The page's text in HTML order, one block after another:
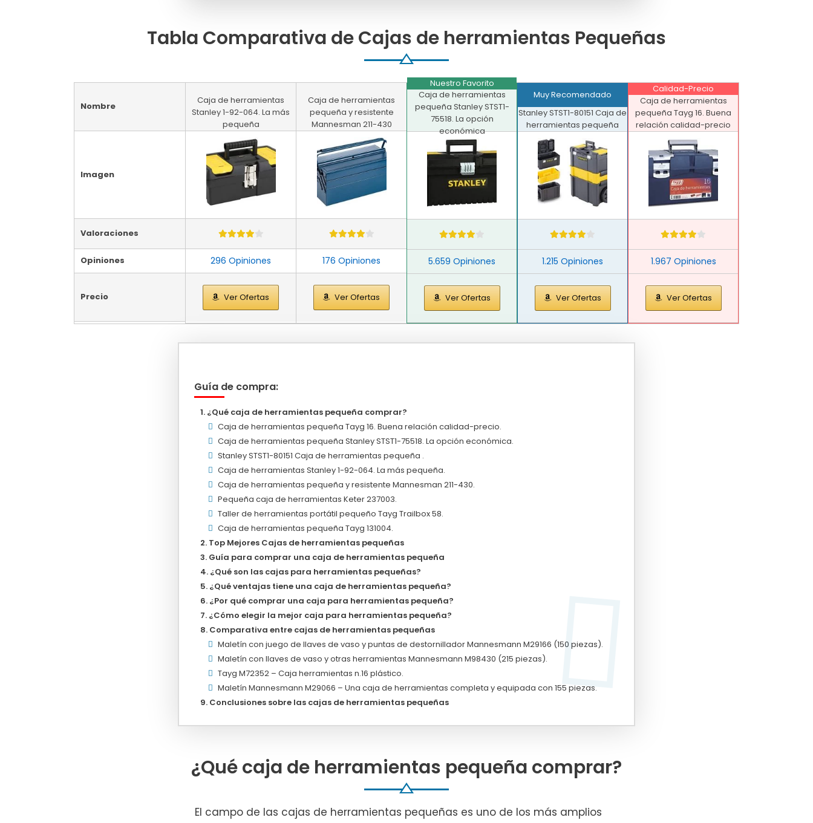
Tabla Comparativa de Cajas de herramientas Pequeñas
Nombre
Imagen
Valoraciones
Opiniones
Precio
Caja de herramientas
Stanley 1-92-064. La más
pequeña
296 Opiniones
Ver Ofertas
Caja de herramientas
pequeña y resistente
Mannesman 211-430
176 Opiniones
Ver Ofertas
Nuestro Favorito
Caja de herramientas
pequeña Stanley STST1-
75518. La opción
económica
5.659 Opiniones
Ver Ofertas
Muy Recomendado
Stanley STST1-80151 Caja de
herramientas pequeña
1.215 Opiniones
Ver Ofertas
Calidad-Precio
Caja de herramientas
pequeña Tayg 16. Buena
relación calidad-precio
1.967 Opiniones
Ver Ofertas
Guía de compra:
¿Qué caja de herramientas pequeña comprar?
Caja de herramientas pequeña Tayg 16. Buena relación calidad-precio.
Caja de herramientas pequeña Stanley STST1-75518. La opción económica.
Stanley STST1-80151 Caja de herramientas pequeña .
Caja de herramientas Stanley 1-92-064. La más pequeña.
Caja de herramientas pequeña y resistente Mannesman 211-430.
Pequeña caja de herramientas Keter 237003.
Taller de herramientas portátil pequeño Tayg Trailbox 58.
Caja de herramientas pequeña Tayg 131004.
Top Mejores Cajas de herramientas pequeñas
Guía para comprar una caja de herramientas pequeña
¿Qué son las cajas para herramientas pequeñas?
¿Qué ventajas tiene una caja de herramientas pequeña?
¿Por qué comprar una caja para herramientas pequeña?
¿Cómo elegir la mejor caja para herramientas pequeña?
Comparativa entre cajas de herramientas pequeñas
Maletín con juego de llaves de vaso y puntas de destornillador Mannesmann M29166 (150 piezas).
Maletín con llaves de vaso y otras herramientas Mannesmann M98430 (215 piezas).
Tayg M72352 – Caja herramientas n.16 plástico.
Maletín Mannesmann M29066 – Una caja de herramientas completa y equipada con 155 piezas.
Conclusiones sobre las cajas de herramientas pequeñas
¿Qué caja de herramientas pequeña comprar?
El campo de las cajas de herramientas pequeñas es uno de los más amplios